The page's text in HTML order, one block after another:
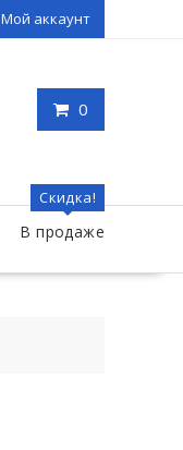
Мой аккаунт
0
Скидка!
В продаже